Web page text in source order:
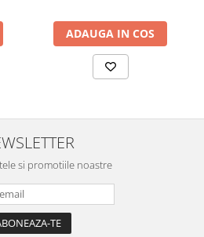
ADAUGA IN COS
si promotiile noastre